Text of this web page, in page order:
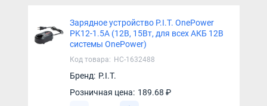
Зарядное устройство P.I.T. OnePower
PK12-1.5A (12В, 15Вт, для всех АКБ 12В
системы OnePower)
Код товара: НС-1632488
Бренд: P.I.T.
Розничная цена: 189.68 ₽